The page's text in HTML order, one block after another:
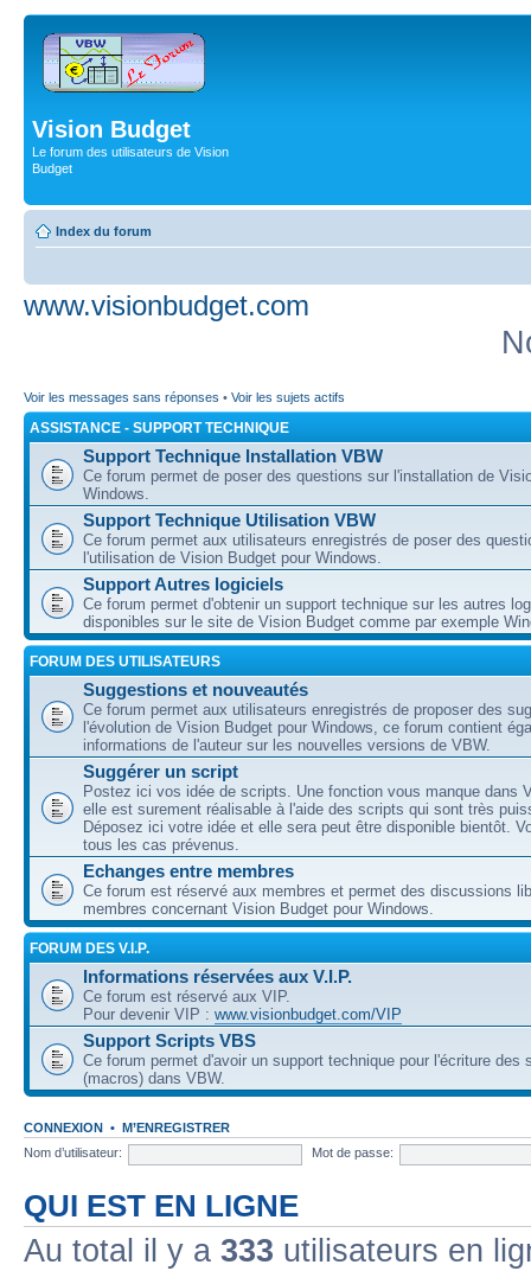
Vision Budget
Le forum des utilisateurs de Vision
Budget
Index du forum
www.visionbudget.com
Voir les messages sans réponses • Voir les sujets actifs
ASSISTANCE - SUPPORT TECHNIQUE
Support Technique Installation VBW
Ce forum permet de poser des questions sur l'installation de
Windows.
Support Technique Utilisation VBW
Ce forum permet aux utilisateurs enregistrés de poser des
l'utilisation de Vision Budget pour Windows.
Support Autres logiciels
Ce forum permet d'obtenir un support technique sur les autres
disponibles sur le site de Vision Budget comme par exemple
FORUM DES UTILISATEURS
Suggestions et nouveautés
Ce forum permet aux utilisateurs enregistrés de proposer des
l'évolution de Vision Budget pour Windows, ce forum contient
informations de l'auteur sur les nouvelles versions de VBW.
Suggérer un script
Postez ici vos idée de scripts. Une fonction vous manque dans
elle est surement réalisable à l'aide des scripts qui sont très
Déposez ici votre idée et elle sera peut être disponible bientôt.
tous les cas prévenus.
Echanges entre membres
Ce forum est réservé aux membres et permet des discussions
membres concernant Vision Budget pour Windows.
FORUM DES V.I.P.
Informations réservées aux V.I.P.
Ce forum est réservé aux VIP.
Pour devenir VIP : www.visionbudget.com/VIP
Support Scripts VBS
Ce forum permet d'avoir un support technique pour l'écriture des
(macros) dans VBW.
CONNEXION • M’ENREGISTRER
Nom d’utilisateur:
Mot de passe:
QUI EST EN LIGNE
Au total il y a 333 utilisateurs en